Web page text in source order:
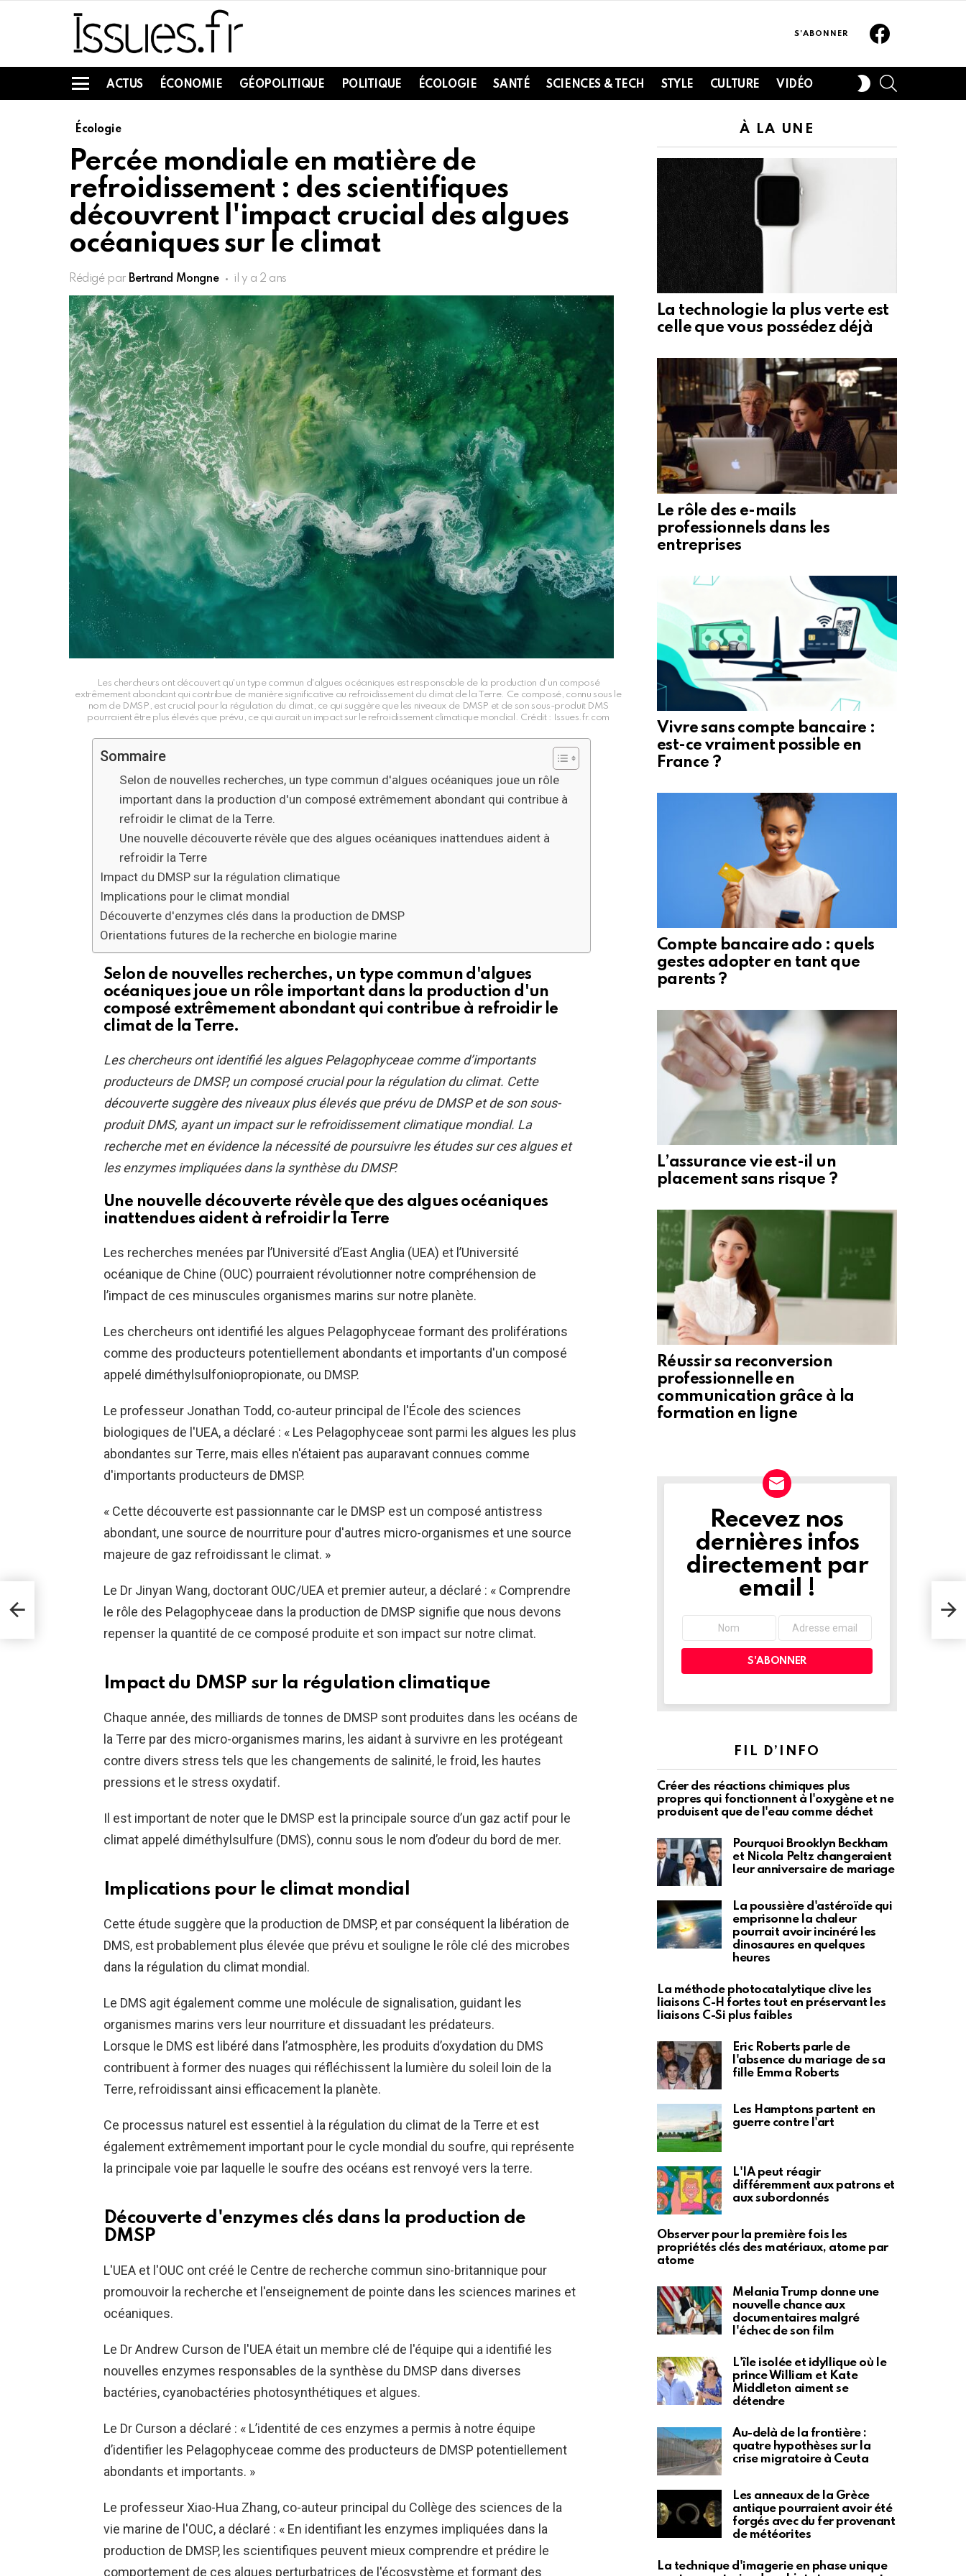
S'ABONNER
Menu
ACTUS ÉCONOMIE GÉOPOLITIQUE POLITIQUE ÉCOLOGIE SANTÉ SCIENCES & TECH STYLE CULTURE VIDÉO
SWITCH
SKIN
Écologie
Percée mondiale en matière de
refroidissement : des scientifiques
découvrent l'impact crucial des algues
océaniques sur le climat
Rédigé par Bertrand Mongne il y a 2 ans
Les chercheurs ont découvert qu'un type commun d'algues océaniques est responsable de la production d'un composé
extrêmement abondant qui contribue de manière significative au refroidissement du climat de la Terre. Ce composé, connu sous le
nom de DMSP, est crucial pour la régulation du climat, ce qui suggère que les niveaux de DMSP et de son sous-produit DMS
pourraient être plus élevés que prévu, ce qui aurait un impact sur le refroidissement climatique mondial. Crédit : Issues.fr.com
Sommaire
Selon de nouvelles recherches, un type commun d'algues océaniques joue un rôle
important dans la production d'un composé extrêmement abondant qui contribue à
refroidir le climat de la Terre.
Une nouvelle découverte révèle que des algues océaniques inattendues aident à
refroidir la Terre
Impact du DMSP sur la régulation climatique
Implications pour le climat mondial
Découverte d'enzymes clés dans la production de DMSP
Orientations futures de la recherche en biologie marine
Selon de nouvelles recherches, un type commun d'algues
océaniques joue un rôle important dans la production d'un
composé extrêmement abondant qui contribue à refroidir le
climat de la Terre.
Les chercheurs ont identifié les algues Pelagophyceae comme d’importants
producteurs de DMSP, un composé crucial pour la régulation du climat. Cette
découverte suggère des niveaux plus élevés que prévu de DMSP et de son sous-
produit DMS, ayant un impact sur le refroidissement climatique mondial. La
recherche met en évidence la nécessité de poursuivre les études sur ces algues et
les enzymes impliquées dans la synthèse du DMSP.
Une nouvelle découverte révèle que des algues océaniques
inattendues aident à refroidir la Terre
Les recherches menées par l’Université d’East Anglia (UEA) et l’Université
océanique de Chine (OUC) pourraient révolutionner notre compréhension de
l’impact de ces minuscules organismes marins sur notre planète.
Les chercheurs ont identifié les algues Pelagophyceae formant des proliférations
comme des producteurs potentiellement abondants et importants d'un composé
appelé diméthylsulfoniopropionate, ou DMSP.
Le professeur Jonathan Todd, co-auteur principal de l'École des sciences
biologiques de l'UEA, a déclaré : « Les Pelagophyceae sont parmi les algues les plus
abondantes sur Terre, mais elles n'étaient pas auparavant connues comme
d'importants producteurs de DMSP.
« Cette découverte est passionnante car le DMSP est un composé antistress
abondant, une source de nourriture pour d'autres micro-organismes et une source
majeure de gaz refroidissant le climat. »
Le Dr Jinyan Wang, doctorant OUC/UEA et premier auteur, a déclaré : « Comprendre
le rôle des Pelagophyceae dans la production de DMSP signifie que nous devons
repenser la quantité de ce composé produite et son impact sur notre climat.
Impact du DMSP sur la régulation climatique
Chaque année, des milliards de tonnes de DMSP sont produites dans les océans de
la Terre par des micro-organismes marins, les aidant à survivre en les protégeant
contre divers stress tels que les changements de salinité, le froid, les hautes
pressions et le stress oxydatif.
Il est important de noter que le DMSP est la principale source d’un gaz actif pour le
climat appelé diméthylsulfure (DMS), connu sous le nom d’odeur du bord de mer.
Implications pour le climat mondial
Cette étude suggère que la production de DMSP, et par conséquent la libération de
DMS, est probablement plus élevée que prévu et souligne le rôle clé des microbes
dans la régulation du climat mondial.
Le DMS agit également comme une molécule de signalisation, guidant les
organismes marins vers leur nourriture et dissuadant les prédateurs.
Lorsque le DMS est libéré dans l’atmosphère, les produits d’oxydation du DMS
contribuent à former des nuages ​​qui réfléchissent la lumière du soleil loin de la
Terre, refroidissant ainsi efficacement la planète.
Ce processus naturel est essentiel à la régulation du climat de la Terre et est
également extrêmement important pour le cycle mondial du soufre, qui représente
la principale voie par laquelle le soufre des océans est renvoyé vers la terre.
Découverte d'enzymes clés dans la production de
DMSP
L'UEA et l'OUC ont créé le Centre de recherche commun sino-britannique pour
promouvoir la recherche et l'enseignement de pointe dans les sciences marines et
océaniques.
Le Dr Andrew Curson de l'UEA était un membre clé de l'équipe qui a identifié les
nouvelles enzymes responsables de la synthèse du DMSP dans diverses
bactéries, cyanobactéries photosynthétiques et algues.
Le Dr Curson a déclaré : « L’identité de ces enzymes a permis à notre équipe
d’identifier les Pelagophyceae comme des producteurs de DMSP potentiellement
abondants et importants. »
Le professeur Xiao-Hua Zhang, co-auteur principal du Collège des sciences de la
vie marine de l'OUC, a déclaré : « En identifiant les enzymes impliquées dans la
production de DMSP, les scientifiques peuvent mieux comprendre et prédire le
comportement de ces algues perturbatrices de l'écosystème et formant des
de
À LA UNE
La technologie la plus verte est
celle que vous possédez déjà
Le rôle des e-mails
professionnels dans les
entreprises
Vivre sans compte bancaire :
est-ce vraiment possible en
France ?
Compte bancaire ado : quels
gestes adopter en tant que
parents ?
L’assurance vie est-il un
placement sans risque ?
Réussir sa reconversion
professionnelle en
communication grâce à la
formation en ligne
NEWSLETTER
Recevez nos
dernières infos
directement par
email !
FIL D’INFO
Créer des réactions chimiques plus
propres qui fonctionnent à l'oxygène et ne
produisent que de l'eau comme déchet
Pourquoi Brooklyn Beckham
et Nicola Peltz changeraient
leur anniversaire de mariage
La poussière d'astéroïde qui
emprisonne la chaleur
pourrait avoir incinéré les
dinosaures en quelques
heures
La méthode photocatalytique clive les
liaisons C-H fortes tout en préservant les
liaisons C-Si plus faibles
Eric Roberts parle de
l'absence du mariage de sa
fille Emma Roberts
Les Hamptons partent en
guerre contre l'art
L'IA peut réagir
différemment aux patrons et
aux subordonnés
Observer pour la première fois les
propriétés clés des matériaux, atome par
atome
Melania Trump donne une
nouvelle chance aux
documentaires malgré
l'échec de son film
L'île isolée et idyllique où le
prince William et Kate
Middleton aiment se
détendre
Au-delà de la frontière :
quatre hypothèses sur la
crise migratoire à Ceuta
Les anneaux de la Grèce
antique pourraient avoir été
forgés avec du fer provenant
de météorites
La technique d'imagerie en phase unique